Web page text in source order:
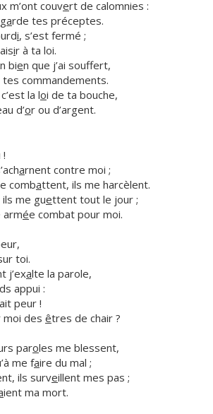
m’ont couvert de calomnies :
arde tes préceptes.
i, s’est fermé ;
ir à ta loi.
bien que j’ai souffert,
tes commandements.
la loi de ta bouche,
d’or ou d’argent.
arnent contre moi ;
combattent, ils me harcèlent.
ils me guettent tout le jour ;
armée combat pour moi.
toi.
j’exalte la parole,
appui :
peur !
moi des êtres de chair ?
paroles me blessent,
me faire du mal ;
ils surveillent mes pas ;
ient ma mort.